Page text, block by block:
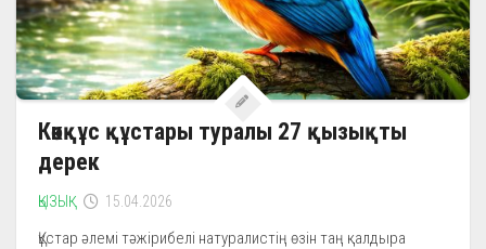
Көкқұс құстары туралы 27 қызықты
дерек
ҚЫЗЫҚ 15.04.2026
Құстар әлемі тәжірибелі натуралистің өзін таң қалдыра